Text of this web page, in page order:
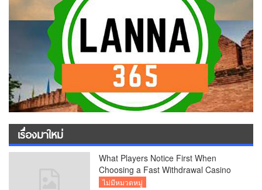
เรื่องมาใหม่
What Players Notice First When
Choosing a Fast Withdrawal Casino
UK
ไม่มีหมวดหมู่